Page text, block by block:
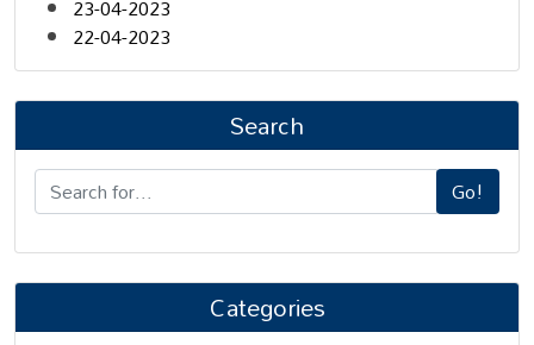
23-04-2023
22-04-2023
Search
Go!
Categories